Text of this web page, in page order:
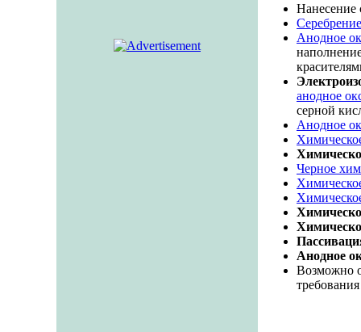
Нанесение
Серебрение
Анодное
анодное
серной
Анодное
Черное
Анодное
Возможно